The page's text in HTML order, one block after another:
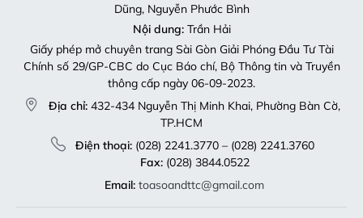
Dũng, Nguyễn Phước Bình
Nội dung:Trần Hải
Giấy phép mở chuyên trang Sài Gòn Giải Phóng Đầu Tư Tài
Chính số 29/GP-CBC do Cục Báo chí, Bộ Thông tin và Truyền
thông cấp ngày 06-09-2023.
Địa chỉ: 432-434 Nguyễn Thị Minh Khai, Phường Bàn Cờ,
TP.HCM
Điện thoại:(028) 2241.3770 – (028) 2241.3760
Fax:(028) 3844.0522
Email: toasoandttc@gmail.com